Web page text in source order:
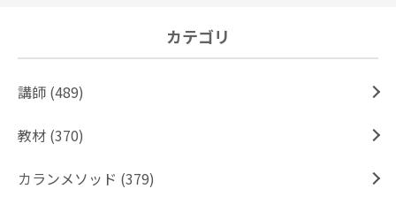
カテゴリ
講師 (489)
教材 (370)
カランメソッド (379)